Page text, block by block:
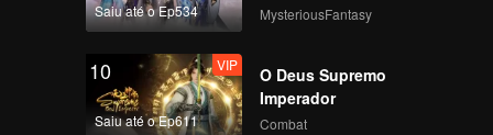
Saiu até o Ep534 MysteriousFantasy
10
Saiu até o Ep611
VIP
O Deus Supremo
Imperador
Combat